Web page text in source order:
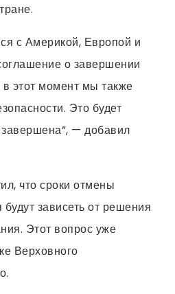
с Америкой, Европой и
о завершении
этот момент мы также
Это будет
— добавил
что сроки отмены
зависеть от решения
Этот вопрос уже
Верховного